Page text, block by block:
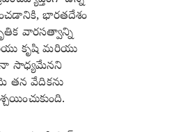
భారతదేశం
వారసత్వాన్ని
కృషి మరియు
సాధ్యమేనని
తన వేదికను